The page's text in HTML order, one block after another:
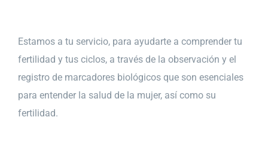
Estamos a tu servicio, para ayudarte a comprender tu
fertilidad y tus ciclos, a través de la observación y el
registro de marcadores biológicos que son esenciales
para entender la salud de la mujer, así como su
fertilidad.